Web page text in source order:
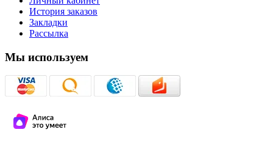
История заказов
Закладки
Рассылка
Мы используем